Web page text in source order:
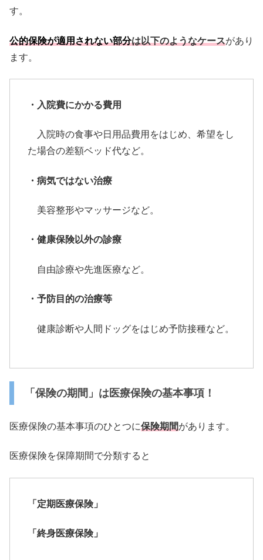
す。
公的保険が適用されない部分は以下のようなケースがあり
ます。
・入院費にかかる費用
入院時の食事や日用品費用をはじめ、 希望をし
た場合の差額ベッド代など。
・病気ではない治療
美容整形やマッサージなど。
・健康保険以外の診療
自由診療や先進医療など。
・予防目的の治療等
健康診断や人間ドッグをはじめ予防接種など。
「保険の期間」は医療保険の基本事項！
医療保険の基本事項のひとつに保険期間があります。
医療保険を保障期間で分類すると
「定期医療保険」
「終身医療保険」